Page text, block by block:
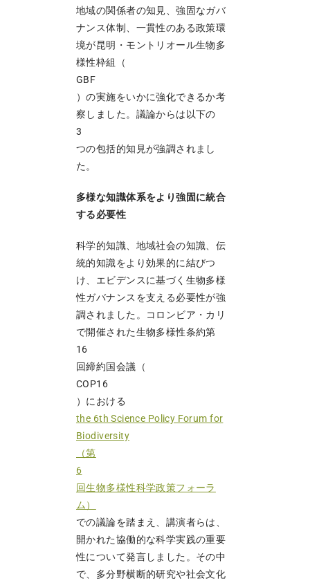
地域の関係者の知見、強固なガバ
ナンス体制、一貫性のある政策環
境が昆明・モントリオール生物多
様性枠組（
GBF
）の実施をいかに強化できるか考
察しました。議論からは以下の
3
つの包括的知見が強調されまし
た。
多様な知識体系をより強固に統合
する必要性
科学的知識、地域社会の知識、伝
統的知識をより効果的に結びつ
け、エビデンスに基づく生物多様
性ガバナンスを支える必要性が強
調されました。コロンビア・カリ
で開催された生物多様性条約第
16
回締約国会議（
COP16
）における
the 6th Science Policy Forum for
Biodiversity
（第
6
回生物多様性科学政策フォーラ
ム）
での議論を踏まえ、講演者らは、
開かれた協働的な科学実践の重要
性について発言しました。その中
で、多分野横断的研究や社会文化